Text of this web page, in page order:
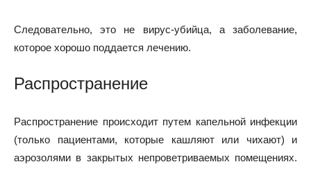
Следовательно, это не вирус-убийца, а заболевание,
которое хорошо поддается лечению.
Распространение
Распространение происходит путем капельной инфекции
(только пациентами, которые кашляют или чихают) и
аэрозолями в закрытых непроветриваемых помещениях.